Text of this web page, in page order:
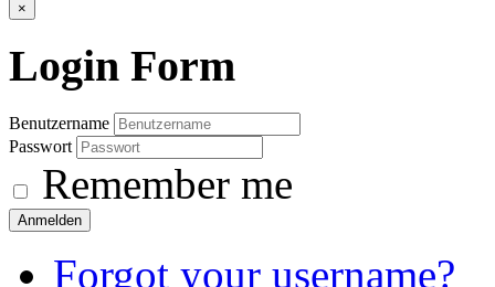
×
Login Form
Benutzername
Passwort
Remember me
Anmelden
Forgot your username?